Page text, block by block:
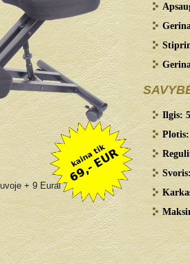
+ 9 Eurai
Ilgis: